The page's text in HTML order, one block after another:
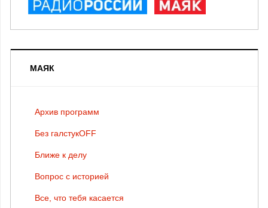
МАЯК
Архив программ
Без галстукOFF
Ближе к делу
Вопрос с историей
Все, что тебя касается